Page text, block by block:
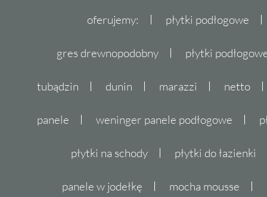
oferujemy: płytki podłogowe
gres drewnopodobny płytki
tubądzin dunin marazzi netto
panele weninger panele podłogowe
płytki na schody płytki do łazienki
panele w jodełkę mocha mousse